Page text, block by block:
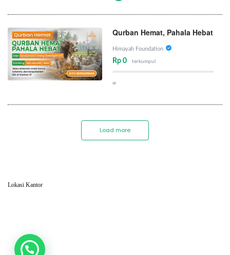
Qurban Hemat, Pahala Hebat
Himayah Foundation
Rp 0 terkumpul
∞
Load more
Lokasi Kantor